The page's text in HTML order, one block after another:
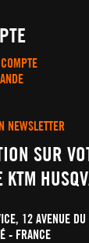
NEWSLETTER
SUR
12 AVENUE
- FRANCE